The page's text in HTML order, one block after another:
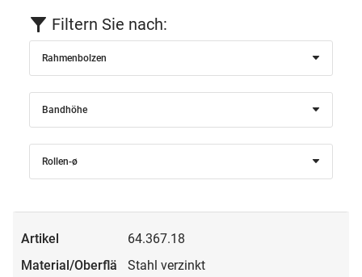
Filtern Sie nach:
Rahmenbolzen
Bandhöhe
Rollen-ø
64.367.18
Stahl verzinkt